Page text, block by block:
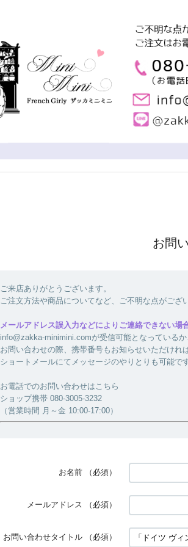
お問
ご来店ありがとうございます。
ご注文方法や商品についてなど、ご不明な点がご
メールアドレス誤入力などによりご連絡できない場
info@zakka-minimini.comが受信可能となっているか
お問い合わせの際、携帯番号もお知らせいただけれ
ショートメールにてメッセージのやりとりも可能です
お電話でのお問い合わせはこちら
ショップ携帯 080-3005-3232
（営業時間 月～金 10:00-17:00）
お名前 （必須）
メールアドレス （必須）
お問い合わせタイトル （必須）